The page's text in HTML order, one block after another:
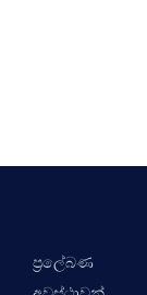
ප්‍රලේබණ